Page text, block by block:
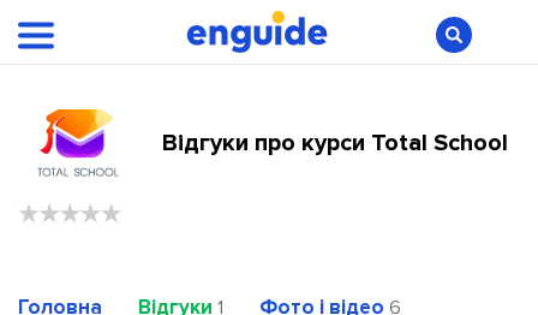
Відгуки про курси Total School
Головна Відгуки 1 Фото і відео 6